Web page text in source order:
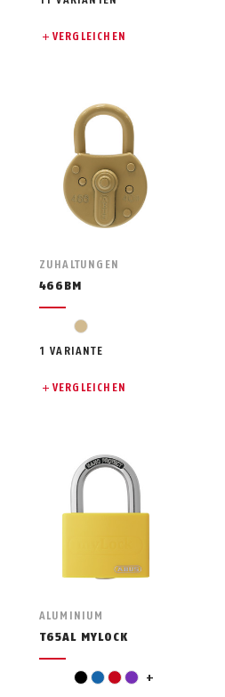
VERGLEICHEN
ZUHALTUNGEN
466BM
beige
1 VARIANTE
VERGLEICHEN
ALUMINIUM
T65AL MYLOCK
black
blueredviolet
white +